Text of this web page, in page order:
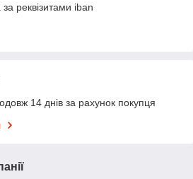
реквізитами iban
14 днів за рахунок покупця